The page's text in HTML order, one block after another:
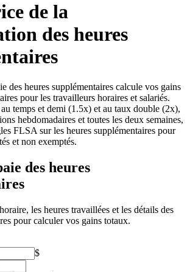
de la
des heures
des heures supplémentaires calcule vos gains
pour les travailleurs horaires et salariés.
temps et demi (1.5x) et au taux double (2x),
hebdomadaires et toutes les deux semaines,
FLSA sur les heures supplémentaires pour
et non exemptés.
des heures
les heures travaillées et les détails des
pour calculer vos gains totaux.
$